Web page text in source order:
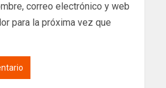
correo electrónico y web
para la próxima vez que